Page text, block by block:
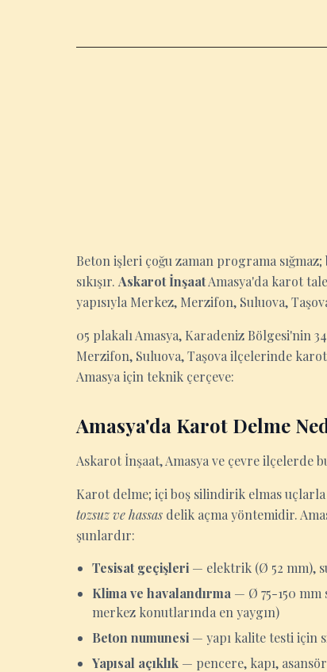
Beton işleri çoğu zaman programa
sıkışır. Askarot İnşaatAmasya'da karot
yapısıyla Merkez, Merzifon, Suluova,
05 plakalı Amasya, Karadeniz Bölgesi'nin
Merzifon, Suluova, Taşova ilçelerinde
Amasya için teknik çerçeve:
Amasya'da Karot Delme
Askarot İnşaat, Amasya ve çevre ilçelerde
Karot delme; içi boş silindirik elmas
tozsuz ve hassas delik açma yöntemidir.
şunlardır:
Tesisat geçişleri — elektrik (Ø 52 mm),
Klima ve havalandırma — Ø 75-150
merkez konutlarında en yaygın)
Beton numunesi — yapı kalite testi için
Yapısal açıklık — pencere, kapı,